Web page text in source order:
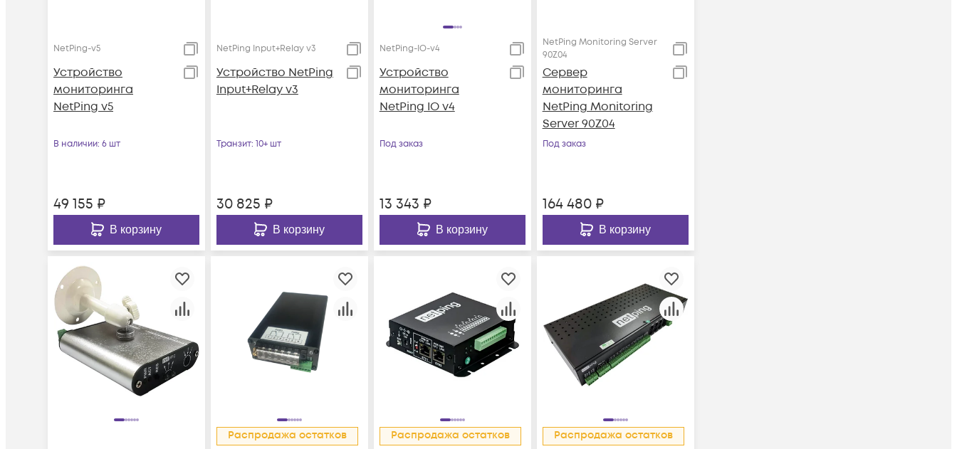
NetPing-v5
Устройство
мониторинга
NetPing v5
В наличии: 6 шт
49 155 ₽
В корзину
NetPing Input+Relay v3
Устройство NetPing
Input+Relay v3
Транзит: 10+ шт
30 825 ₽
В корзину
NetPing-IO-v4
Устройство
мониторинга
NetPing IO v4
Под заказ
13 343 ₽
В корзину
NetPing Monitoring Server
90Z04
Сервер
мониторинга
NetPing Monitoring
Server 90Z04
Под заказ
164 480₽
В корзину
Распродажа остатков Распродажа остатков Распродажа остатков